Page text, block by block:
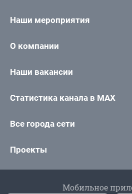
Наши мероприятия
О компании
Наши вакансии
Статистика канала в MAX
Все города сети
Проекты
Мобильное